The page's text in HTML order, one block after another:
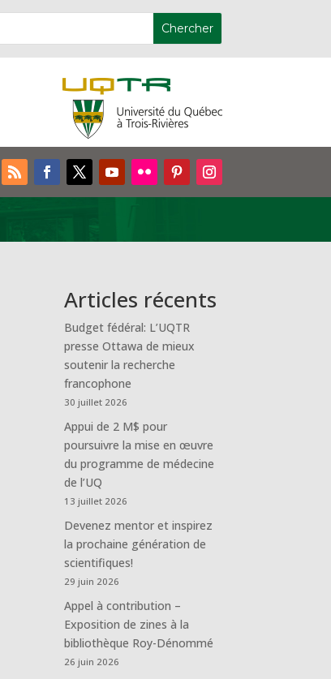
Articles récents
Budget fédéral: L’UQTR
presse Ottawa de mieux
soutenir la recherche
francophone
30 juillet 2026
Appui de 2 M$ pour
poursuivre la mise en œuvre
du programme de médecine
de l’UQ
13 juillet 2026
Devenez mentor et inspirez
la prochaine génération de
scientifiques!
29 juin 2026
Appel à contribution –
Exposition de zines à la
bibliothèque Roy-Dénommé
26 juin 2026